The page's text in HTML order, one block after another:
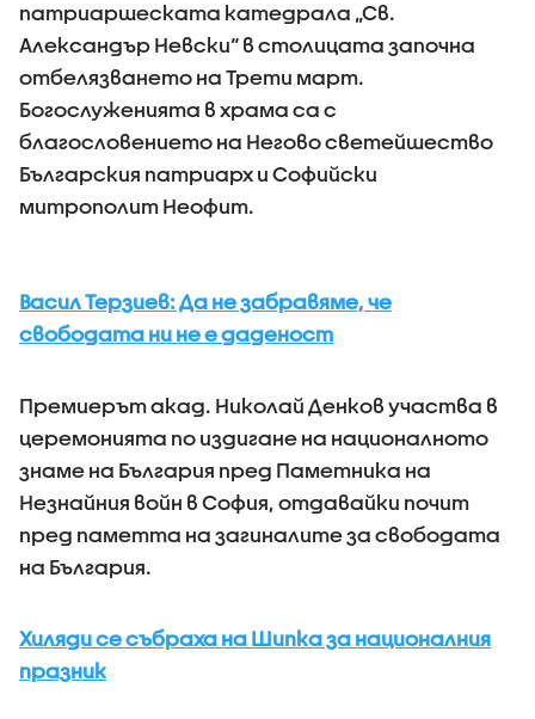
патриаршеската катедрала „Св.
Александър Невски“ в столицата започна
отбелязването на Трети март.
Богослуженията в храма са с
благословението на Негово светейшество
Българския патриарх и Софийски
митрополит Неофит.
Васил Терзиев: Да не забравяме, че
свободата ни не е даденост
Премиерът акад. Николай Денков участва в
церемонията по издигане на националното
знаме на България пред Паметника на
Незнайния войн в София, отдавайки почит
пред паметта на загиналите за свободата
на България.
Хиляди се събраха на Шипка за националния
празник